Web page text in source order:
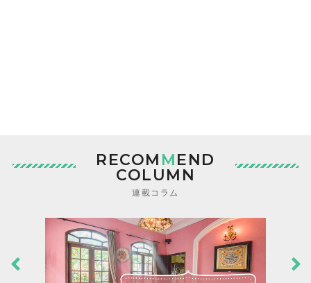
RECOM MEND
COLUMN
連載コラム